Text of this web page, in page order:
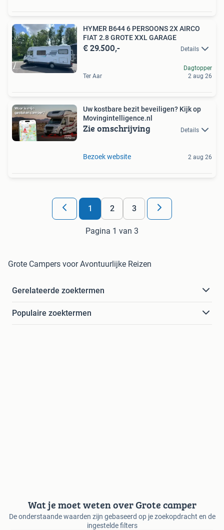
HYMER B644 6 PERSOONS 2X AIRCO
FIAT 2.8 GROTE XXL GARAGE
€ 29.500,- Details
Ter Aar
Dagtopper
2 aug 26
Uw kostbare bezit beveiligen? Kijk op
Movingintelligence.nl
Zie omschrijving Details
Bezoek website 2 aug 26
1 2 3
Pagina 1 van 3
Grote Campers voor Avontuurlijke Reizen
Gerelateerde zoektermen
Populaire zoektermen
Wat je moet weten over Grote camper
De onderstaande waarden zijn gebaseerd op je zoekopdracht en de
ingestelde filters